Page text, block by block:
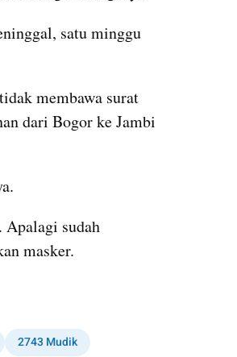
satu minggu
membawa surat
dari Bogor ke Jambi
Apalagi sudah
masker.
2743 Mudik